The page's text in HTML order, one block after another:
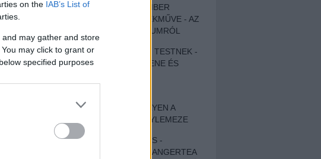
on the IAB’s List of
may gather and store
may click to grant or
specified purposes
EGY DÜHÖS VÉNEMBER
UNIVERZÁLIS REMEKMŰVE - AZ
ÚJ BOB DYLAN-ALBUMRÓL
ZENE LÉLEKNEK ÉS TESTNEK -
AUTENTIKUS NÉPZENE ÉS
SZOMORKODÁS - ILYEN A
KATATONIA ÚJ NAGYLEMEZE
CROCODILE NERVES -
HALLGASD MEG AZ ANGERTEA